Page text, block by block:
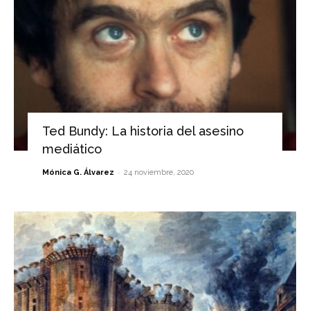
Ted Bundy: La historia del asesino
mediático
Mónica G. Álvarez - 24 noviembre, 2020